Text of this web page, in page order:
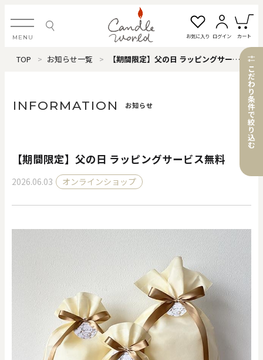
MENU お気に入り ログイン カート
ログイン・新規会員登録
すべてのアイテム
カテゴリから探す
#タグから探す
円 ～
クリア
TOP お知らせ一覧 【期間限定】父の日 ラッピングサービス無料
INFORMATION お知らせ
【期間限定】父の日 ラッピングサービス無料
2026.06.03 オンラインショップ
こ
だ
わ
り
条
件
で
絞
り
込
む